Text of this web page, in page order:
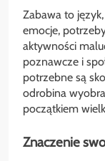
Zabawa to
emocje,
aktywności
poznawcze i
potrzebne są
odrobina
początkiem
Znaczenie